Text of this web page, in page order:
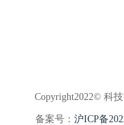
Copyright2022© 科
备案号： 沪ICP备